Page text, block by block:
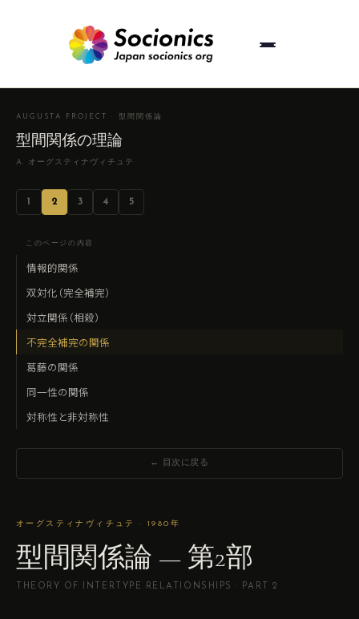
AUGUSTA PROJECT · 型間関係論
型間関係の理論
A. オーグスティナヴィチュテ
1 2 3 4 5
このページの内容
情報的関係
双対化（完全補完）
対立関係（相殺）
不完全補完の関係
葛藤の関係
同一性の関係
対称性と非対称性
← 目次に戻る
オーグスティナヴィチュテ · 1980年
型間関係論 — 第2部
THEORY OF INTERTYPE RELATIONSHIPS · PART 2